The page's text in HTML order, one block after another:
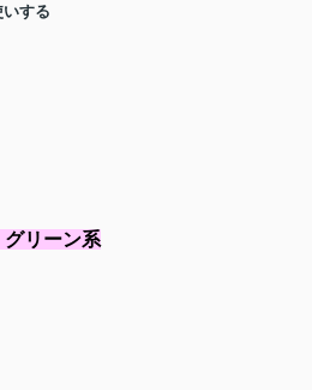
する
リーン系